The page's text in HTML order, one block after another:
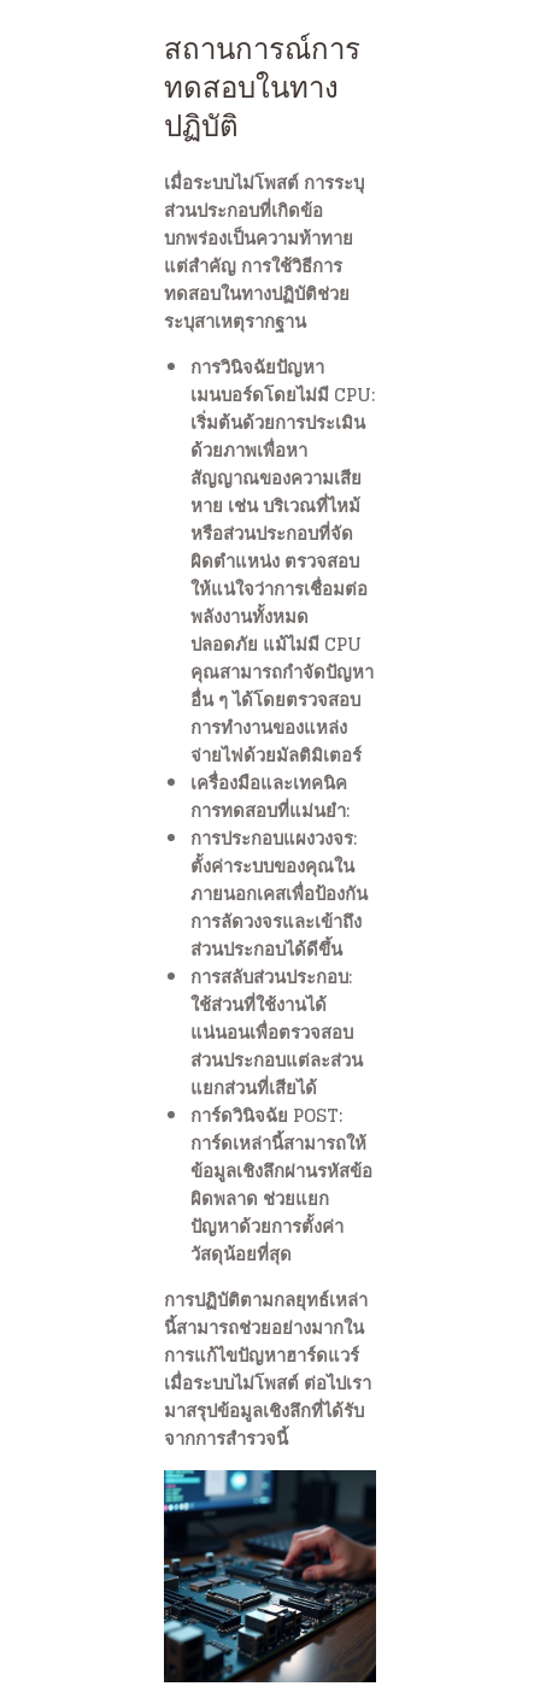
สถานการณ์การ
ทดสอบในทาง
ปฏิบัติ
เมื่อระบบไม่โพสต์ การระบุ
ส่วนประกอบที่เกิดข้อ
บกพร่องเป็นความท้าทาย
แต่สำคัญ การใช้วิธีการ
ทดสอบในทางปฏิบัติช่วย
ระบุสาเหตุรากฐาน
การวินิจฉัยปัญหา
เมนบอร์ดโดยไม่มี CPU:
เริ่มต้นด้วยการประเมิน
ด้วยภาพเพื่อหา
สัญญาณของความเสีย
หาย เช่น บริเวณที่ไหม้
หรือส่วนประกอบที่จัด
ผิดตำแหน่ง ตรวจสอบ
ให้แน่ใจว่าการเชื่อมต่อ
พลังงานทั้งหมด
ปลอดภัย แม้ไม่มี CPU
คุณสามารถกำจัดปัญหา
อื่น ๆ ได้โดยตรวจสอบ
การทำงานของแหล่ง
จ่ายไฟด้วยมัลติมิเตอร์
เครื่องมือและเทคนิค
การทดสอบที่แม่นยำ:
การประกอบแผงวงจร:
ตั้งค่าระบบของคุณใน
ภายนอกเคสเพื่อป้องกัน
การลัดวงจรและเข้าถึง
ส่วนประกอบได้ดีขึ้น
การสลับส่วนประกอบ:
ใช้ส่วนที่ใช้งานได้
แน่นอนเพื่อตรวจสอบ
ส่วนประกอบแต่ละส่วน
แยกส่วนที่เสียได้
การ์ดวินิจฉัย POST:
การ์ดเหล่านี้สามารถให้
ข้อมูลเชิงลึกผ่านรหัสข้อ
ผิดพลาด ช่วยแยก
ปัญหาด้วยการตั้งค่า
วัสดุน้อยที่สุด
การปฏิบัติตามกลยุทธ์เหล่า
นี้สามารถช่วยอย่างมากใน
การแก้ไขปัญหาฮาร์ดแวร์
เมื่อระบบไม่โพสต์ ต่อไปเรา
มาสรุปข้อมูลเชิงลึกที่ได้รับ
จากการสำรวจนี้